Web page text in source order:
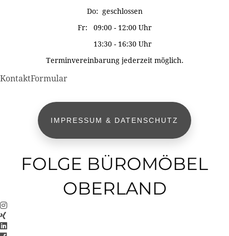
Do: geschlossen
Fr: 09:00 - 12:00 Uhr
13:30 - 16:30 Uhr
Terminvereinbarung jederzeit möglich.
KontaktFormular
IMPRESSUM & DATENSCHUTZ
FOLGE BÜROMÖBEL
OBERLAND